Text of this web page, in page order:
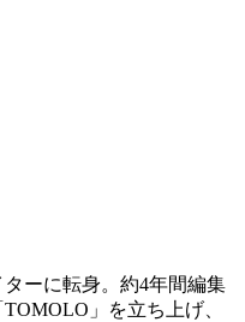
ーに転身。約4年間編集
」を立ち上げ、